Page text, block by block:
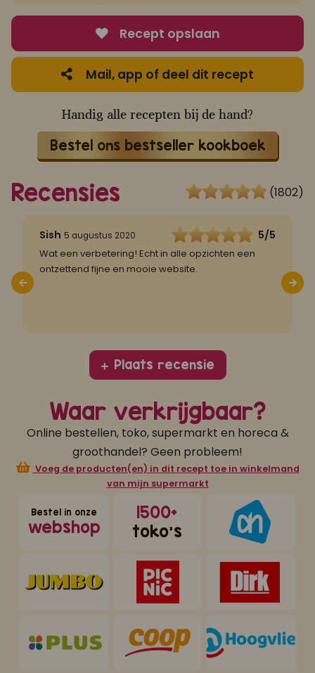
Recept opslaan
Mail, app of deel dit recept
Handig alle recepten bij de hand?
Bestel ons bestseller kookboek
Recensies (1802)
Sish 5 augustus 2020 5/5
Wat een verbetering! Echt in alle opzichten een
ontzettend fijne en mooie website.
Plaats recensie
Waar verkrijgbaar?
Online bestellen, toko, supermarkt en horeca &
groothandel? Geen probleem!
Voeg de producten(en) in dit recept toe in winkelmand
van mijn supermarkt
Bestel in onze
webshop
1500+
toko's